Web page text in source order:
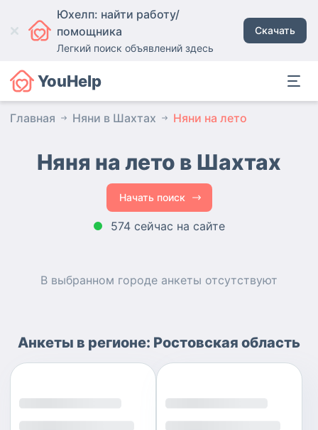
Юхелп: найти работу/
помощника
Легкий поиск объявлений здесь
Скачать
YouHelp
Главная Няни в Шахтах Няни на лето
Няня на лето в Шахтах
Начать поиск
574 сейчас на сайте
В выбранном городе анкеты отсутствуют
Анкеты в регионе: Ростовская область